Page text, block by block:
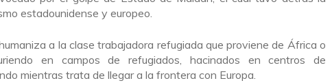
estadounidense y europeo.
a la clase trabajadora refugiada que proviene de África o
en campos de refugiados, hacinados en centros de
mientras trata de llegar a la frontera con Europa.